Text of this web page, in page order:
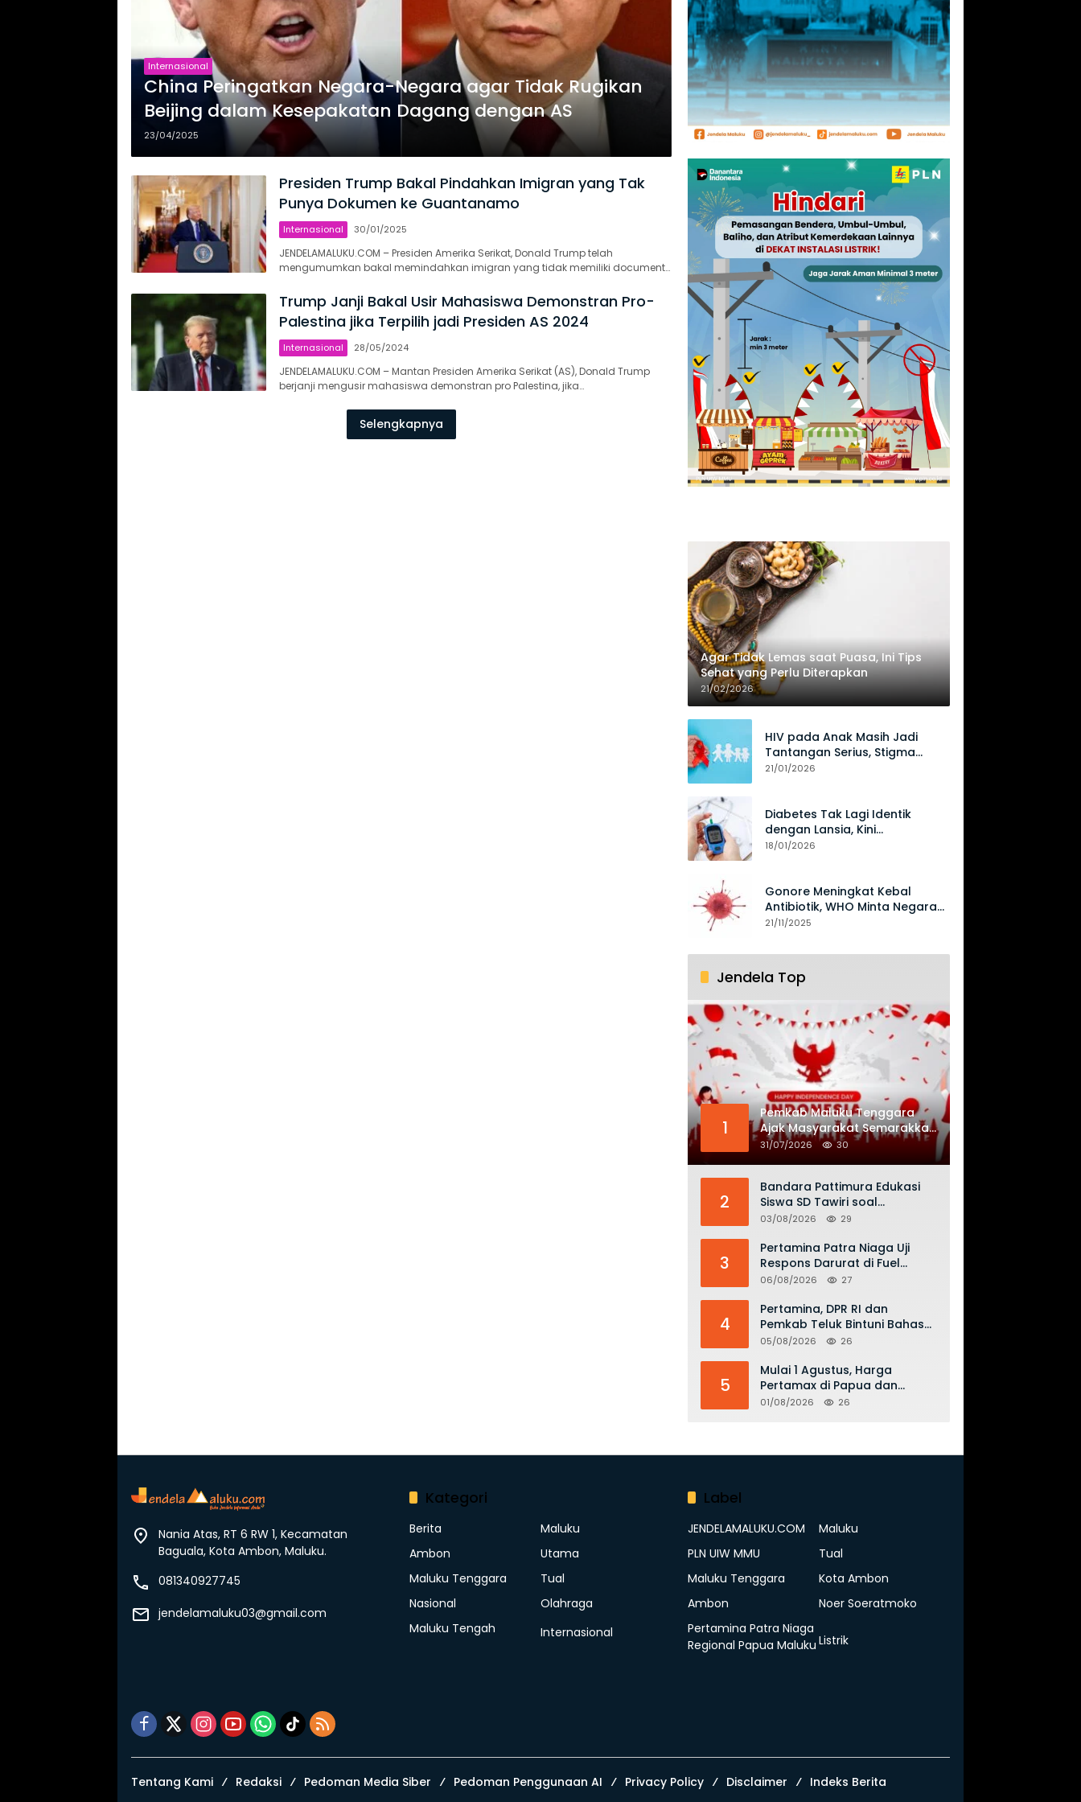
Internasional
China Peringatkan Negara-Negara agar Tidak Rugikan
Beijing dalam Kesepakatan Dagang dengan AS
23/04/2025
Presiden Trump Bakal Pindahkan Imigran yang Tak
Punya Dokumen ke Guantanamo
Internasional 30/01/2025
JENDELAMALUKU.COM – Presiden Amerika Serikat, Donald Trump telah
mengumumkan bakal memindahkan imigran yang tidak memiliki document…
Trump Janji Bakal Usir Mahasiswa Demonstran Pro-
Palestina jika Terpilih jadi Presiden AS 2024
Internasional 28/05/2024
JENDELAMALUKU.COM – Mantan Presiden Amerika Serikat (AS), Donald Trump
berjanji mengusir mahasiswa demonstran pro Palestina, jika…
Selengkapnya
Agar Tidak Lemas saat Puasa, Ini Tips
Sehat yang Perlu Diterapkan
21/02/2026
HIV pada Anak Masih Jadi
Tantangan Serius, Stigma
Hambat Akses Perawatan
21/01/2026
Diabetes Tak Lagi Identik
dengan Lansia, Kini
Mengancam Generasi Muda
18/01/2026
Gonore Meningkat Kebal
Antibiotik, WHO Minta Negara
Perkuat Surveilans
21/11/2025
Jendela Top
1
Pemkab Maluku Tenggara
Ajak Masyarakat Semarakkan
HUT ke-81 RI dengan
31/07/2026 30
2
Bandara Pattimura Edukasi
Siswa SD Tawiri soal
Keselamatan Penerbangan
layang di KKOP
03/08/2026 29
3
Pertamina Patra Niaga Uji
Respons Darurat di Fuel
Terminal Biak, Antisipasi Risiko
BBM
06/08/2026 27
4
Pertamina, DPR RI dan
Pemkab Teluk Bintuni Bahas
Penguatan Distribusi BBM dan
05/08/2026 26
5
Mulai 1 Agustus, Harga
Pertamax di Papua dan
Maluku Turun Jadi Rp16.300
01/08/2026 26
Nania Atas, RT 6 RW 1, Kecamatan
Baguala, Kota Ambon, Maluku.
081340927745
jendelamaluku03@gmail.com
Kategori
Berita
Maluku
Ambon
Utama
Maluku Tenggara
Tual
Nasional
Olahraga
Maluku Tengah
Internasional
Label
JENDELAMALUKU.COM
Maluku
PLN UIW MMU
Tual
Maluku Tenggara
Kota Ambon
Ambon
Noer Soeratmoko
Pertamina Patra Niaga
Regional Papua Maluku Listrik
Tentang Kami Redaksi Pedoman Media Siber Pedoman Penggunaan AI Privacy Policy Disclaimer Indeks Berita